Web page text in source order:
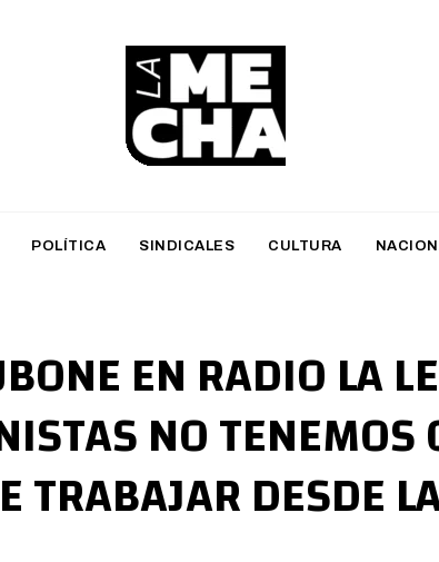
a
M
h
a
POLÍTICA SINDICALES CULTURA
EN RADIO LA
NO TENEMOS
TRABAJAR DESDE